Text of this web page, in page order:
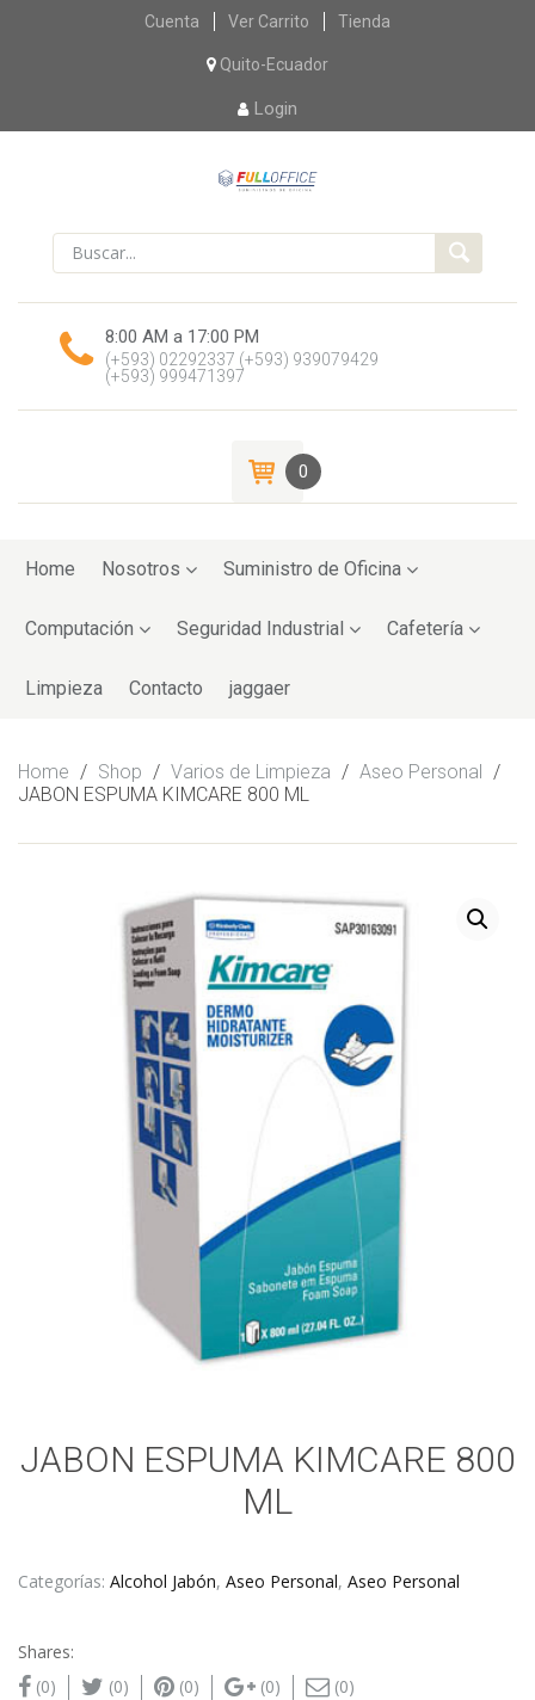
Skip
content
Cuenta Ver Carrito Tienda
Quito-Ecuador
Login
8:00 AM a 17:00 PM
(+593) 02292337 (+593) 939079429
(+593) 999471397
0
toHome Nosotros Suministro de Oficina
Computación Seguridad Industrial Cafetería
Limpieza Contacto jaggaer
Home / Shop / Varios de Limpieza / Aseo Personal
/
JABON ESPUMA KIMCARE 800 ML
JABON ESPUMA KIMCARE 800
ML
Categorías: Alcohol Jabón, Aseo Personal, Aseo Personal
Shares:
(0)
(0) (0) (0) (0)